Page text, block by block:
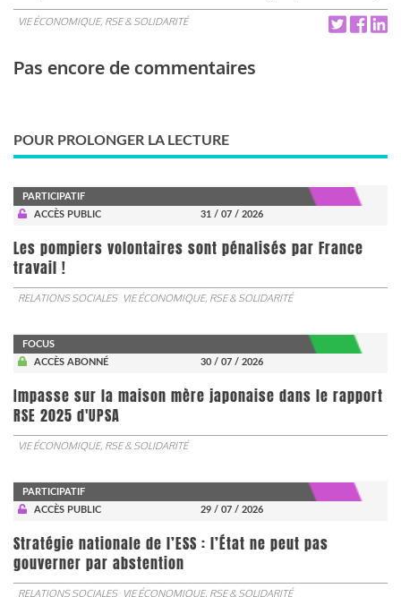
VIE ÉCONOMIQUE, RSE & SOLIDARITÉ
Pas encore de commentaires
POUR PROLONGER LA LECTURE
PARTICIPATIF
ACCÈS PUBLIC
31 / 07 / 2026
Les pompiers volontaires sont pénalisés par France
travail !
RELATIONS SOCIALES VIE ÉCONOMIQUE, RSE & SOLIDARITÉ
FOCUS
ACCÈS ABONNÉ
30 / 07 / 2026
Impasse sur la maison mère japonaise dans le rapport
RSE 2025 d'UPSA
VIE ÉCONOMIQUE, RSE & SOLIDARITÉ
PARTICIPATIF
ACCÈS PUBLIC
29 / 07 / 2026
Stratégie nationale de l’ESS : l’État ne peut pas
gouverner par abstention
RELATIONS SOCIALES VIE ÉCONOMIQUE, RSE & SOLIDARITÉ